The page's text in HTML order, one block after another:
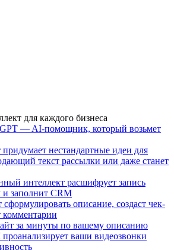
для каждого бизнеса
— AI-помощник, который возьмет
придумает нестандартные идеи для
текст рассылки или даже станет
интеллект расшифрует запись
и заполнит CRM
описание, создаст чек-
комментарии
за минуты по вашему описанию
ваши видеозвонки